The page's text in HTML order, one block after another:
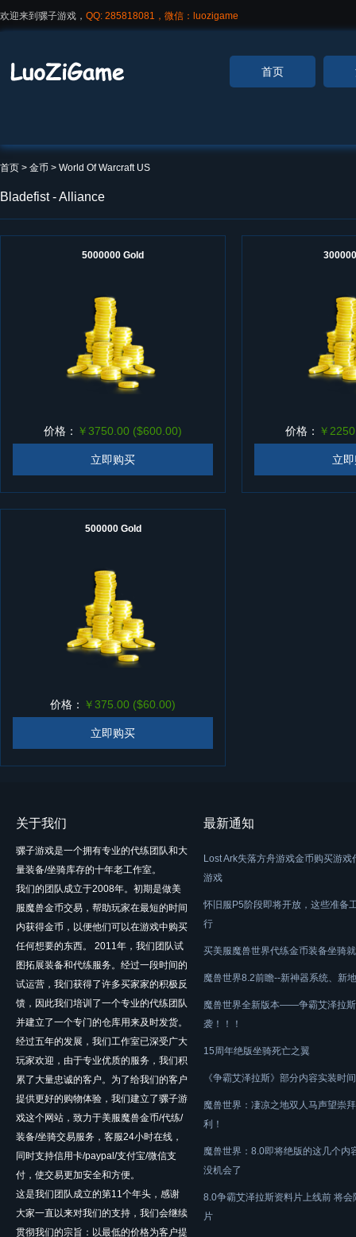
欢迎来到骡子游戏， QQ: 285818081，微信：luozigame
首页
首页 > 金币 > World Of Warcraft US
Bladefist - Alliance
5000000 Gold
价格： ￥3750.00 ($600.00)
立即购买
价格： ￥
立
500000 Gold
价格： ￥375.00 ($60.00)
立即购买
关于我们
骡子游戏是一个拥有专业的代练团队和大
量装备/坐骑库存的十年老工作室。
我们的团队成立于2008年。初期是做美
服魔兽金币交易，帮助玩家在最短的时间
内获得金币，以便他们可以在游戏中购买
任何想要的东西。 2011年，我们团队试
图拓展装备和代练服务。经过一段时间的
试运营，我们获得了许多买家家的积极反
馈，因此我们培训了一个专业的代练团队
并建立了一个专门的仓库用来及时发货。
经过五年的发展，我们工作室已深受广大
玩家欢迎，由于专业优质的服务，我们积
累了大量忠诚的客户。为了给我们的客户
提供更好的购物体验，我们建立了骡子游
戏这个网站，致力于美服魔兽金币/代练/
装备/坐骑交易服务，客服24小时在线，
同时支持信用卡/paypal/支付宝/微信支
付，使交易更加安全和方便。
这是我们团队成立的第11个年头，感谢
大家一直以来对我们的支持，我们会继续
贯彻我们的宗旨：以最低的价格为客户提
最新通知
Lost Ark失落方舟游戏金币购买游戏
游戏
怀旧服P5阶段即将开放，这些准备
行
买美服魔兽世界代练金币装备坐骑
魔兽世界8.2前瞻--新神器系统、新
魔兽世界全新版本——争霸艾泽拉
袭！！！
15周年绝版坐骑死亡之翼
《争霸艾泽拉斯》部分内容实装时
魔兽世界：凄凉之地双人马声望崇
利！
魔兽世界：8.0即将绝版的这几个内
没机会了
8.0争霸艾泽拉斯资料片上线前 将会
片